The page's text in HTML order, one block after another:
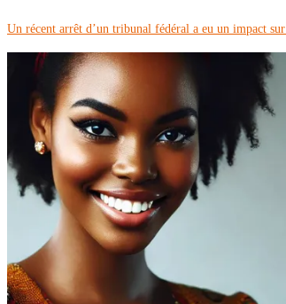
Un récent arrêt d’un tribunal fédéral a eu un impact sur